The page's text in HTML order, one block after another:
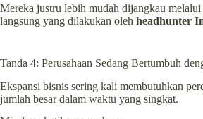
Mereka justru lebih mudah dijangkau melalui
langsung yang dilakukan oleh headhunter
Tanda 4: Perusahaan Sedang Bertumbuh
Ekspansi bisnis sering kali membutuhkan
jumlah besar dalam waktu yang singkat.